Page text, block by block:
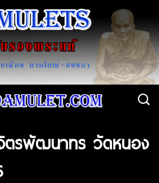
ตรพัฒนาทร วัดหนอง